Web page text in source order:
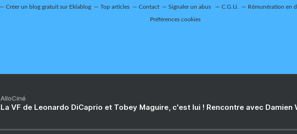
Créer un blog gratuit sur Eklablog Top articles Contact Signaler un abus C.G.U. Rémunération en
Préférences cookies
AlloCiné
La VF de Leonardo DiCaprio et Tobey Maguire, c'est lui ! Rencontre avec Damien